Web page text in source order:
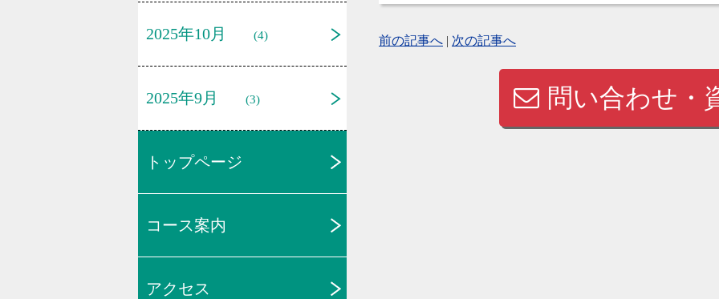
前の記事へ | 次の記事へ
問い合わせ・
2025年10月 (4)
2025年9月 (3)
トップページ
コース案内
アクセス